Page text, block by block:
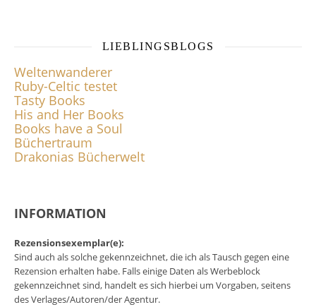
LIEBLINGSBLOGS
Weltenwanderer
Ruby-Celtic testet
Tasty Books
His and Her Books
Books have a Soul
Büchertraum
Drakonias Bücherwelt
INFORMATION
Rezensionsexemplar(e):
Sind auch als solche gekennzeichnet, die ich als Tausch gegen eine
Rezension erhalten habe. Falls einige Daten als Werbeblock
gekennzeichnet sind, handelt es sich hierbei um Vorgaben, seitens
des Verlages/Autoren/der Agentur.